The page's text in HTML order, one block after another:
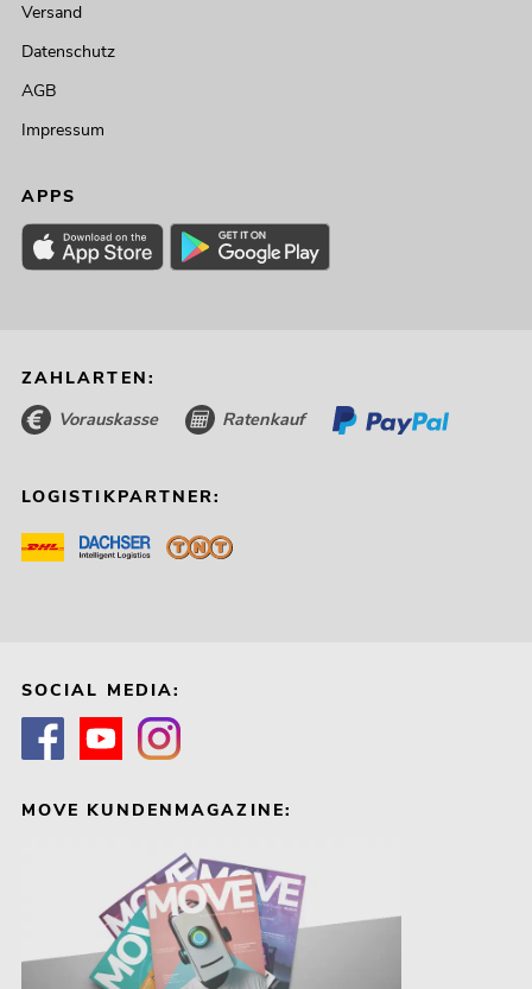
Versand
Datenschutz
AGB
Impressum
APPS
ZAHLARTEN:
Vorauskasse Ratenkauf
LOGISTIKPARTNER:
SOCIAL MEDIA:
MOVE KUNDENMAGAZINE: